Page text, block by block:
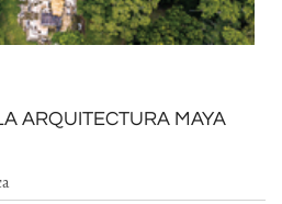
ARQUITECTURA MAYA